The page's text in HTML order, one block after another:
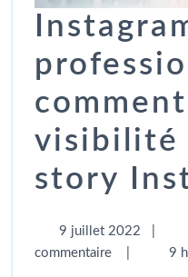
visibilité
story
9 juillet 2022
commentaire
9